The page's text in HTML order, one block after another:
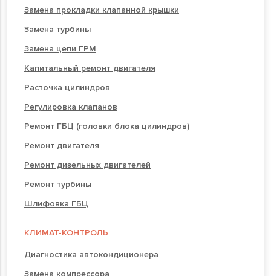
Замена прокладки клапанной крышки
Замена турбины
Замена цепи ГРМ
Капитальный ремонт двигателя
Расточка цилиндров
Регулировка клапанов
Ремонт ГБЦ (головки блока цилиндров)
Ремонт двигателя
Ремонт дизельных двигателей
Ремонт турбины
Шлифовка ГБЦ
КЛИМАТ-КОНТРОЛЬ
Диагностика автокондиционера
Замена компрессора